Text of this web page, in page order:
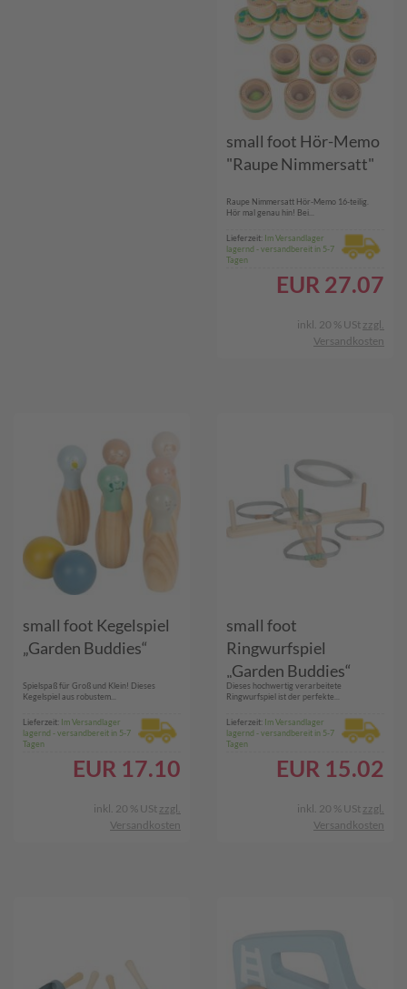
small foot Hör-Memo
"Raupe Nimmersatt"
Raupe Nimmersatt Hör-Memo 16-teilig.
Hör mal genau hin! Bei...
Lieferzeit: Im Versandlager
lagernd - versandbereit in 5-7
Tagen
EUR 27.07
inkl. 20 % USt zzgl.
Versandkosten
small foot Kegelspiel
„Garden Buddies“
Spielspaß für Groß und Klein! Dieses
Kegelspiel aus robustem...
Lieferzeit: Im Versandlager
lagernd - versandbereit in 5-7
Tagen
EUR 17.10
inkl. 20 % USt zzgl.
Versandkosten
small foot
Ringwurfspiel
„Garden Buddies“
Dieses hochwertig verarbeitete
Ringwurfspiel ist der perfekte...
Lieferzeit: Im Versandlager
lagernd - versandbereit in 5-7
Tagen
EUR 15.02
inkl. 20 % USt zzgl.
Versandkosten